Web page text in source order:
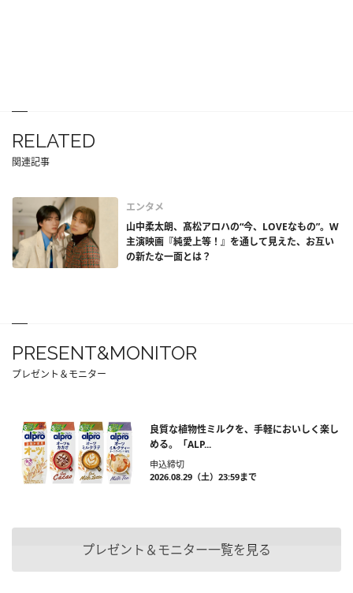
RELATED
関連記事
エンタメ
山中柔太朗、髙松アロハの“今、LOVEなもの”。W
主演映画『純愛上等！』を通して見えた、お互い
の新たな一面とは？
PRESENT&MONITOR
プレゼント＆モニター
良質な植物性ミルクを、手軽においしく楽し
める。「ALP...
申込締切
2026.08.29（土）23:59まで
プレゼント＆モニター一覧を見る